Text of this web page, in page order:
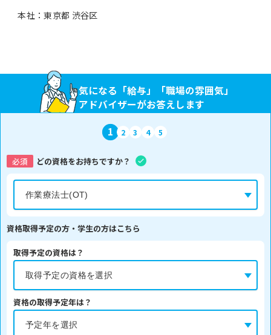
本社：東京都 渋谷区
気になる「給与」「職場の雰囲気」
アドバイザーがお答えします
1 2 3 4 5
必須 どの資格をお持ちですか？
資格取得予定の方・学生の方はこちら
取得予定の資格は？
資格の取得予定年は？